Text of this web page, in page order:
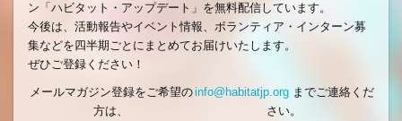
ン「ハビタット・アップデート」を無料配信しています。
今後は、活動報告やイベント情報、ボランティア・インターン募
集などを四半期ごとにまとめてお届けいたします。
ぜひご登録ください！
メールマガジン登録をご希望の
方は、
info@habitatjp.orgまでご連絡くだ
さい。